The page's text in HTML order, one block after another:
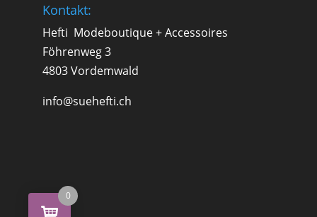
Kontakt:
Hefti Modeboutique + Accessoires
Föhrenweg 3
4803 Vordemwald
info@suehefti.ch
0